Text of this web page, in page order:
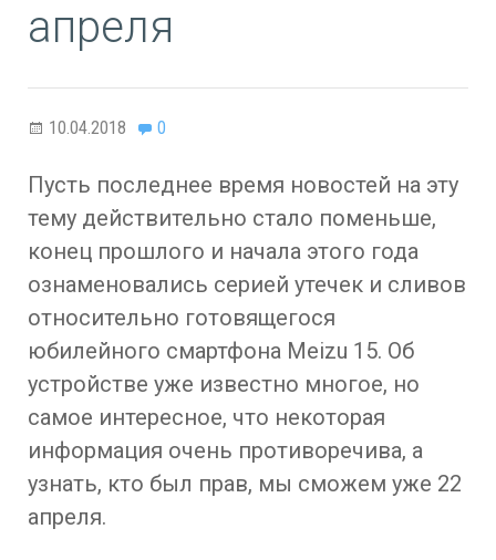
апреля
10.04.2018 0
Пусть последнее время новостей на эту
тему действительно стало поменьше,
конец прошлого и начала этого года
ознаменовались серией утечек и сливов
относительно готовящегося
юбилейного смартфона Meizu 15. Об
устройстве уже известно многое, но
самое интересное, что некоторая
информация очень противоречива, а
узнать, кто был прав, мы сможем уже 22
апреля.